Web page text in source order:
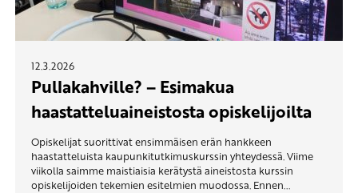
12.3.2026
Pullakahville? – Esimakua
haastatteluaineistosta opiskelijoilta
Opiskelijat suorittivat ensimmäisen erän hankkeen
haastatteluista kaupunkitutkimuskurssin yhteydessä. Viime
viikolla saimme maistiaisia kerätystä aineistosta kurssin
opiskelijoiden tekemien esitelmien muodossa. Ennen...